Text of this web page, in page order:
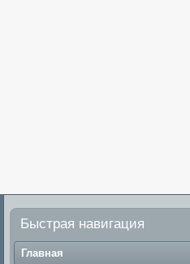
Быстрая навигация
Главная